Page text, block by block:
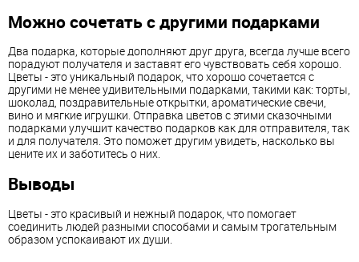
Можно сочетать с другими подарками
Два подарка, которые дополняют друг друга, всегда лучше всего
порадуют получателя и заставят его чувствовать себя хорошо.
Цветы - это уникальный подарок, что хорошо сочетается с
другими не менее удивительными подарками, такими как: торты,
шоколад, поздравительные открытки, ароматические свечи,
вино и мягкие игрушки. Отправка цветов с этими сказочными
подарками улучшит качество подарков как для отправителя, так
и для получателя. Это поможет другим увидеть, насколько вы
цените их и заботитесь о них.
Выводы
Цветы - это красивый и нежный подарок, что помогает
соединить людей разными способами и самым трогательным
образом успокаивают их души.